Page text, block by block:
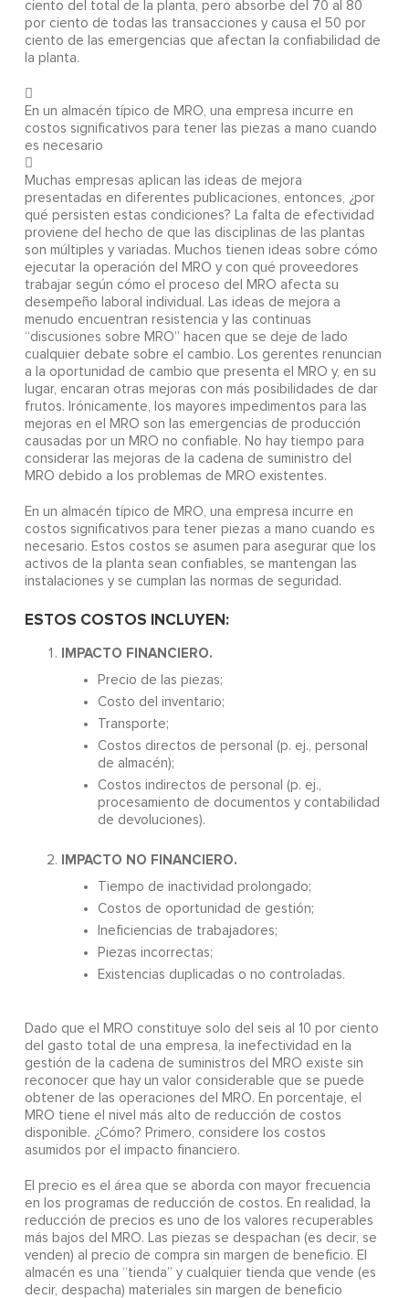
ciento del total de la planta, pero absorbe del 70 al 80
por ciento de todas las transacciones y causa el 50 por
ciento de las emergencias que afectan la confiabilidad de
la planta.
En un almacén típico de MRO, una empresa incurre en
costos significativos para tener las piezas a mano cuando
es necesario
Muchas empresas aplican las ideas de mejora
presentadas en diferentes publicaciones, entonces, ¿por
qué persisten estas condiciones? La falta de efectividad
proviene del hecho de que las disciplinas de las plantas
son múltiples y variadas. Muchos tienen ideas sobre cómo
ejecutar la operación del MRO y con qué proveedores
trabajar según cómo el proceso del MRO afecta su
desempeño laboral individual. Las ideas de mejora a
menudo encuentran resistencia y las continuas
“discusiones sobre MRO” hacen que se deje de lado
cualquier debate sobre el cambio. Los gerentes renuncian
a la oportunidad de cambio que presenta el MRO y, en su
lugar, encaran otras mejoras con más posibilidades de dar
frutos. Irónicamente, los mayores impedimentos para las
mejoras en el MRO son las emergencias de producción
causadas por un MRO no confiable. No hay tiempo para
considerar las mejoras de la cadena de suministro del
MRO debido a los problemas de MRO existentes.
En un almacén típico de MRO, una empresa incurre en
costos significativos para tener piezas a mano cuando es
necesario. Estos costos se asumen para asegurar que los
activos de la planta sean confiables, se mantengan las
instalaciones y se cumplan las normas de seguridad.
ESTOS COSTOS INCLUYEN:
IMPACTO FINANCIERO.
Precio de las piezas;
Costo del inventario;
Transporte;
Costos directos de personal (p. ej., personal
de almacén);
Costos indirectos de personal (p. ej.,
procesamiento de documentos y contabilidad
de devoluciones).
IMPACTO NO FINANCIERO.
Tiempo de inactividad prolongado;
Costos de oportunidad de gestión;
Ineficiencias de trabajadores;
Piezas incorrectas;
Existencias duplicadas o no controladas.
Dado que el MRO constituye solo del seis al 10 por ciento
del gasto total de una empresa, la inefectividad en la
gestión de la cadena de suministros del MRO existe sin
reconocer que hay un valor considerable que se puede
obtener de las operaciones del MRO. En porcentaje, el
MRO tiene el nivel más alto de reducción de costos
disponible. ¿Cómo? Primero, considere los costos
asumidos por el impacto financiero.
El precio es el área que se aborda con mayor frecuencia
en los programas de reducción de costos. En realidad, la
reducción de precios es uno de los valores recuperables
más bajos del MRO. Las piezas se despachan (es decir, se
venden) al precio de compra sin margen de beneficio. El
almacén es una “tienda” y cualquier tienda que vende (es
decir, despacha) materiales sin margen de beneficio